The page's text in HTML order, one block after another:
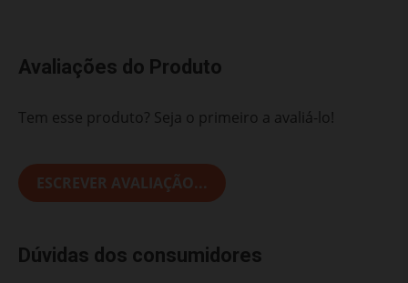
Avaliações do Produto
Tem esse produto? Seja o primeiro a avaliá-lo!
ESCREVER AVALIAÇÃO...
Dúvidas dos consumidores